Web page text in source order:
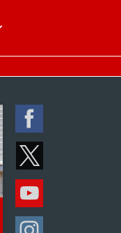
Twitter
Youtube